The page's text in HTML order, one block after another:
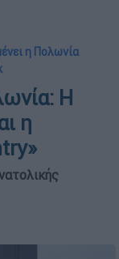
η Πολωνία
Η
η